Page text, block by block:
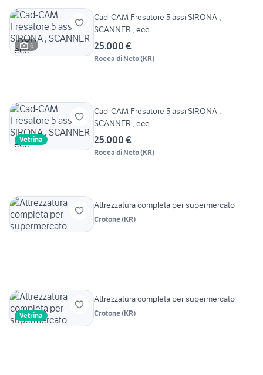
6
Cad-CAM Fresatore 5 assi SIRONA ,
SCANNER , ecc
25.000 €
Rocca di Neto(KR)
Vetrina
Cad-CAM Fresatore 5 assi SIRONA ,
SCANNER , ecc
25.000 €
Rocca di Neto(KR)
Attrezzatura completa per supermercato
Crotone(KR)
Vetrina
Attrezzatura completa per supermercato
Crotone(KR)